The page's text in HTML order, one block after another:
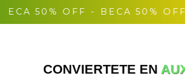
50% OFF - BECA 50% OFF
CONVIERTETE EN